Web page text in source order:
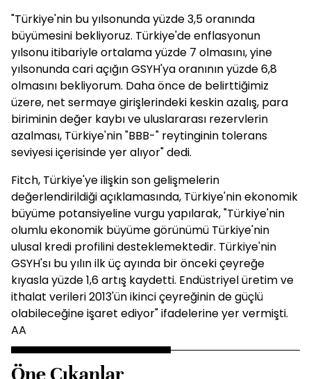
"Türkiye'nin bu yılsonunda yüzde 3,5 oranında
büyümesini bekliyoruz. Türkiye'de enflasyonun
yılsonu itibariyle ortalama yüzde 7 olmasını, yine
yılsonunda cari açığın GSYH'ya oranının yüzde 6,8
olmasını bekliyorum. Daha önce de belirttiğimiz
üzere, net sermaye girişlerindeki keskin azalış, para
biriminin değer kaybı ve uluslararası rezervlerin
azalması, Türkiye'nin "BBB-" reytinginin tolerans
seviyesi içerisinde yer alıyor" dedi.
Fitch, Türkiye'ye ilişkin son gelişmelerin
değerlendirildiği açıklamasında, Türkiye'nin ekonomik
büyüme potansiyeline vurgu yapılarak, "Türkiye'nin
olumlu ekonomik büyüme görünümü Türkiye'nin
ulusal kredi profilini desteklemektedir. Türkiye'nin
GSYH'sı bu yılın ilk üç ayında bir önceki çeyreğe
kıyasla yüzde 1,6 artış kaydetti. Endüstriyel üretim ve
ithalat verileri 2013'ün ikinci çeyreğinin de güçlü
olabileceğine işaret ediyor" ifadelerine yer vermişti.
AA
Öne Çıkanlar